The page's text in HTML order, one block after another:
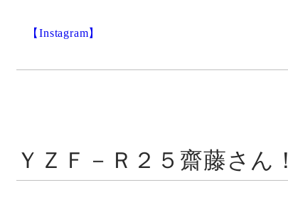
【Instagram】
ＹＺＦ－Ｒ２５齋藤さん！